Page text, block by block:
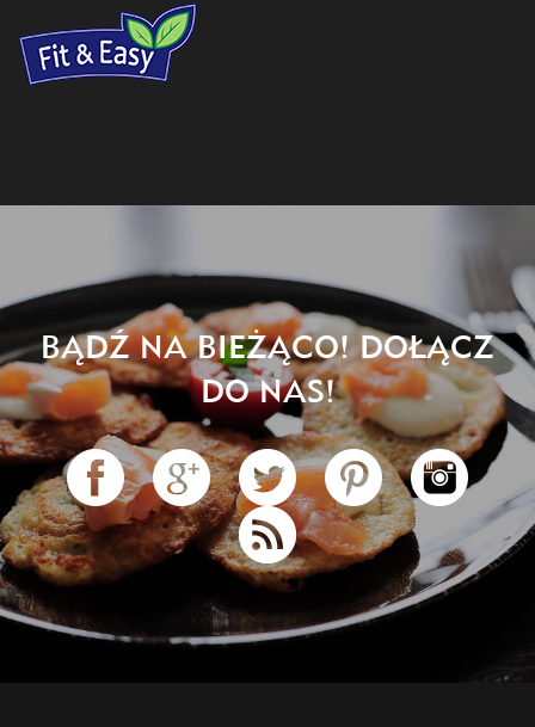
BĄDŹ NA BIEŻĄCO! DOŁĄCZ
DO NAS!